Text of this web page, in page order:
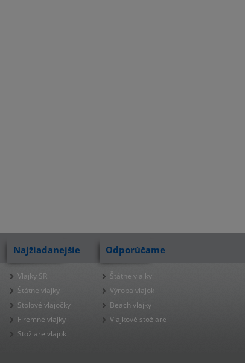
Najžiadanejšie
Vlajky SR
Štátne vlajky
Stolové vlajočky
Firemné vlajky
Stožiare vlajok
Odporúčame
Štátne vlajky
Výroba vlajok
Beach vlajky
Vlajkové stožiare